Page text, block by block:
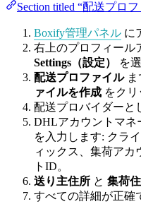
Section titled “配送プロ
Boxify管理パネル に
右上のプロフィール
Settings（設定）
を
配送プロファイルま
ァイルを作成 をクリ
配送プロバイダーと
DHLアカウントマネ
を入力します: クラ
ィックス、集荷アカ
トID。
送り主住所 と 集荷
すべての詳細が正確